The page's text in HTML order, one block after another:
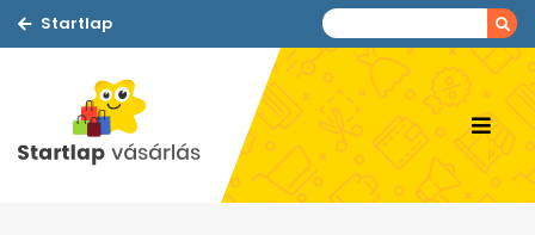
Startlap